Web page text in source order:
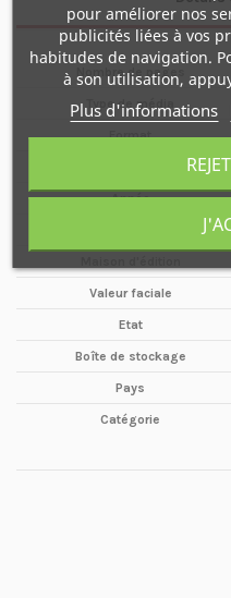
Nombre de pages
Type de média
Format
Année
Valeur faciale
Etat
Boîte de stockage
Pays
Catégorie
pour améliorer nos
publicités liées à vos
habitudes de navigation.
à son utilisation,
Plus d'informations